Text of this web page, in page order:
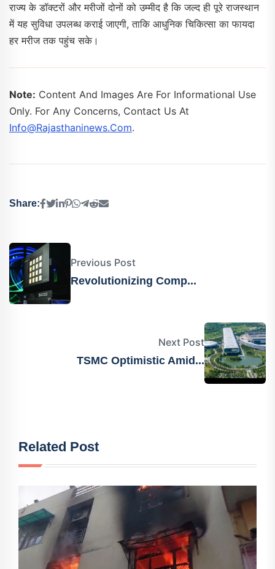
राज्य के डॉक्टरों और मरीजों दोनों को उम्मीद है कि जल्द ही पूरे राजस्थान
में यह सुविधा उपलब्ध कराई जाएगी, ताकि आधुनिक चिकित्सा का फायदा
हर मरीज तक पहुंच सके।
Note: Content And Images Are For Informational Use
Only. For Any Concerns, Contact Us At
Info@rajasthaninews.com.
Share:
Previous Post
Revolutionizing Comp...
Next Post
TSMC Optimistic Amid...
Related Post